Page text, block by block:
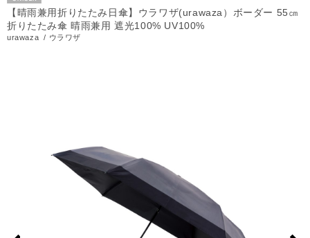
UNISEX
【晴雨兼用折りたたみ日傘】ウラワザ(urawaza）ボーダー 55㎝
折りたたみ傘 晴雨兼用 遮光100% UV100%
urawaza / ウラワザ